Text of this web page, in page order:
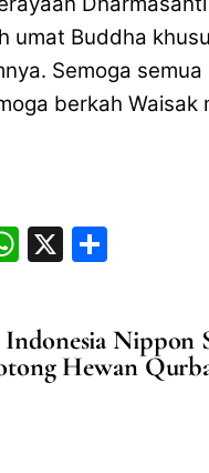
umat Buddha
Semoga
berkah
W
s
A
X
e
Indonesia
Hewan